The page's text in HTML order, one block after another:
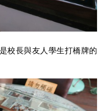
校長與友人學生打橋牌的